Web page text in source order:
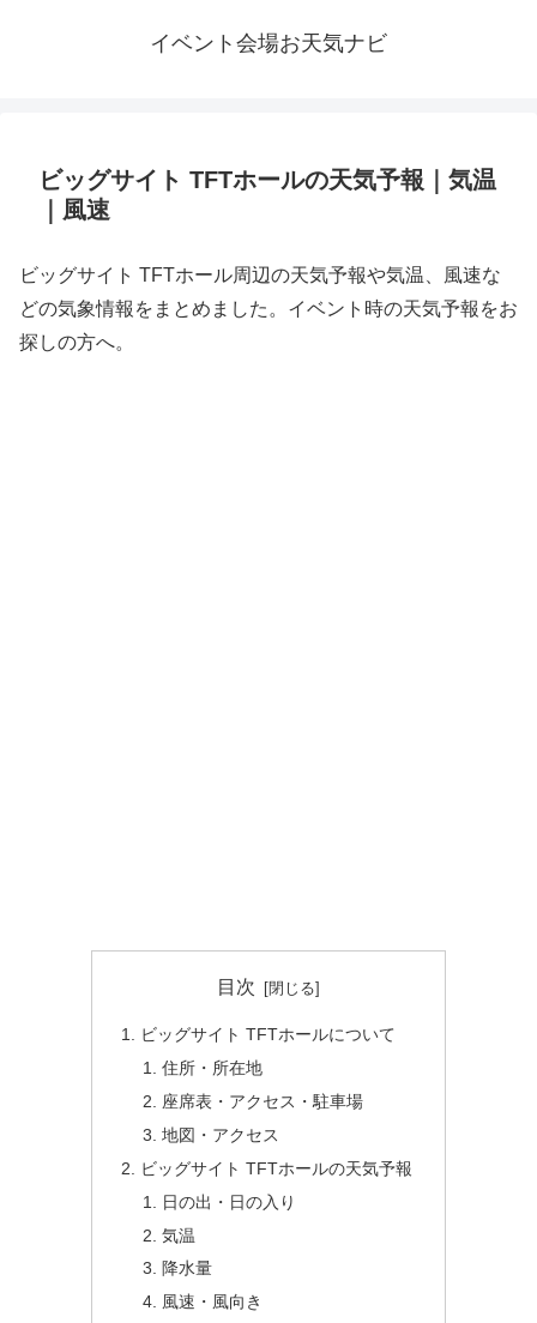
イベント会場お天気ナビ
ビッグサイト TFTホールの天気予報｜気温
｜風速
ビッグサイト TFTホール周辺の天気予報や気温、風速な
どの気象情報をまとめました。イベント時の天気予報をお
探しの方へ。
目次
ビッグサイト TFTホールについて
住所・所在地
座席表・アクセス・駐車場
地図・アクセス
ビッグサイト TFTホールの天気予報
日の出・日の入り
気温
降水量
風速・風向き